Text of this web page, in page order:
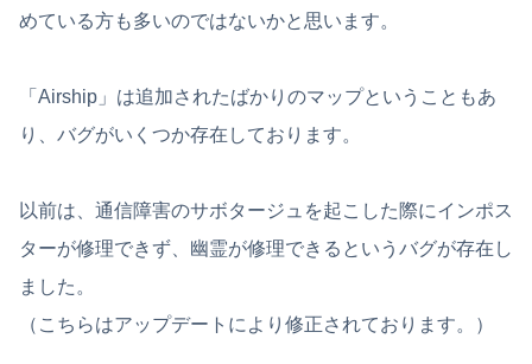
めている方も多いのではないかと思います。
「Airship」は追加されたばかりのマップということもあ
り、バグがいくつか存在しております。
以前は、通信障害のサボタージュを起こした際にインポス
ターが修理できず、幽霊が修理できるというバグが存在し
ました。
（こちらはアップデートにより修正されております。）